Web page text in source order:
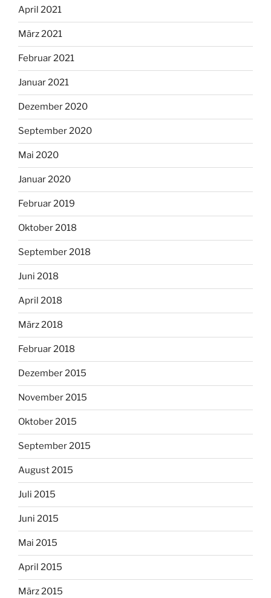
April 2021
März 2021
Februar 2021
Januar 2021
Dezember 2020
September 2020
Mai 2020
Januar 2020
Februar 2019
Oktober 2018
September 2018
Juni 2018
April 2018
März 2018
Februar 2018
Dezember 2015
November 2015
Oktober 2015
September 2015
August 2015
Juli 2015
Juni 2015
Mai 2015
April 2015
März 2015